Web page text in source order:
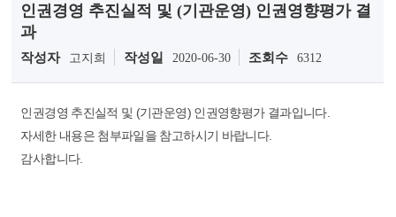
인권경영 추진실적 및 (기관운영) 인권영향평가 결
과
작성자 고지희 작성일 2020-06-30 조회수 6312
인권경영 추진실적 및 (기관운영) 인권영향평가 결과입니다.
자세한 내용은 첨부파일을 참고하시기 바랍니다.
감사합니다.